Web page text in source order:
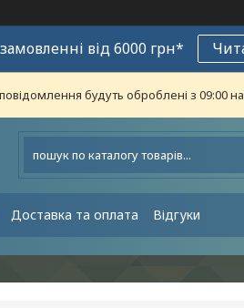
від 6000 грн*
будуть оброблені з 09:00
Доставка та оплата Відгуки